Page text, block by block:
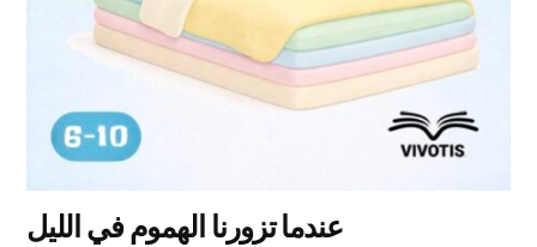
عندما تزورنا الهموم في الليل
الخيارات
على
صفحة
المنتج